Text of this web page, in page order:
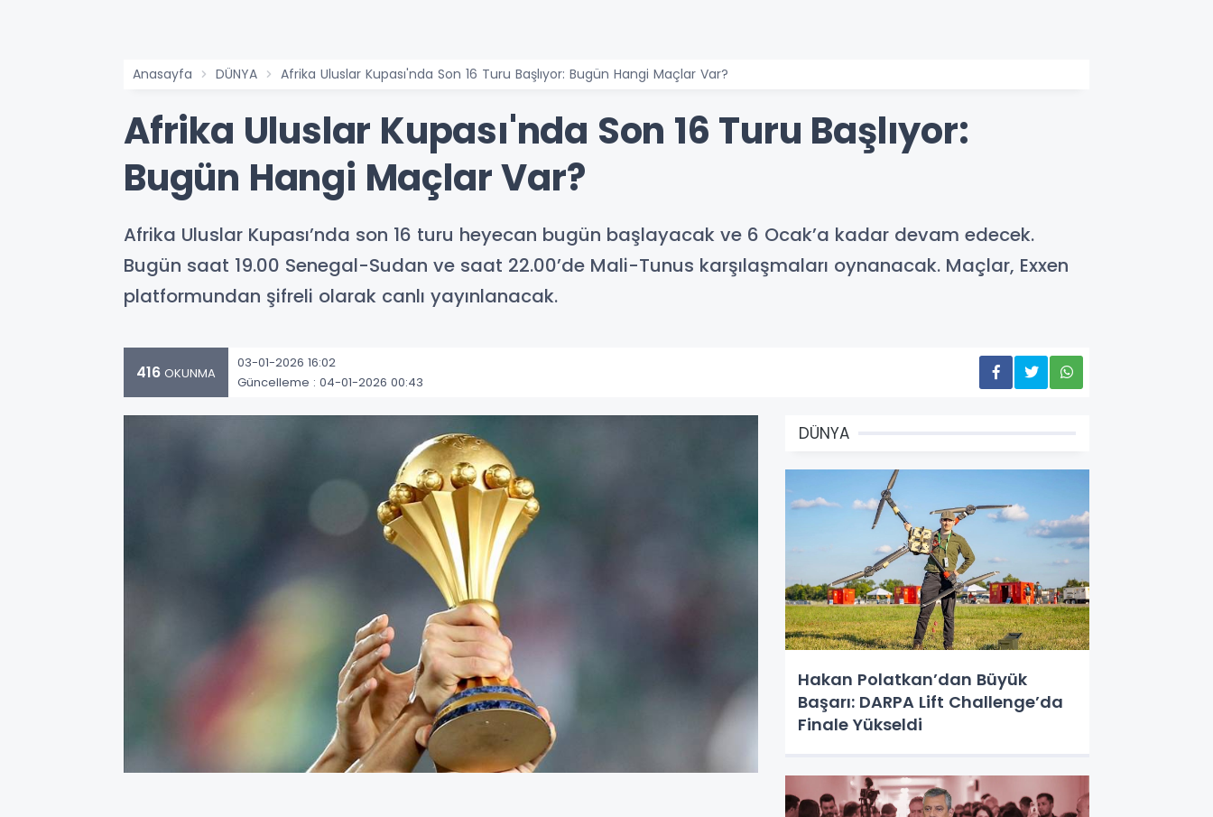
Anasayfa DÜNYA Afrika Uluslar Kupası'nda Son 16 Turu Başlıyor: Bugün Hangi Maçlar Var?
Afrika Uluslar Kupası'nda Son 16 Turu Başlıyor:
Bugün Hangi Maçlar Var?
Afrika Uluslar Kupası’nda son 16 turu heyecan bugün başlayacak ve 6 Ocak’a kadar devam edecek.
Bugün saat 19.00 Senegal-Sudan ve saat 22.00’de Mali-Tunus karşılaşmaları oynanacak. Maçlar, Exxen
platformundan şifreli olarak canlı yayınlanacak.
416 OKUNMA
03-01-2026 16:02
Güncelleme : 04-01-2026 00:43
DÜNYA
Hakan Polatkan’dan Büyük
Başarı: DARPA Lift Challenge’da
Finale Yükseldi